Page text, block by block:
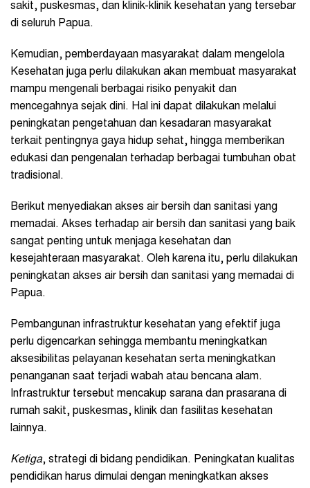
sakit, puskesmas, dan klinik-klinik kesehatan yang tersebar
di seluruh Papua.
Kemudian, pemberdayaan masyarakat dalam mengelola
Kesehatan juga perlu dilakukan akan membuat masyarakat
mampu mengenali berbagai risiko penyakit dan
mencegahnya sejak dini. Hal ini dapat dilakukan melalui
peningkatan pengetahuan dan kesadaran masyarakat
terkait pentingnya gaya hidup sehat, hingga memberikan
edukasi dan pengenalan terhadap berbagai tumbuhan obat
tradisional.
Berikut menyediakan akses air bersih dan sanitasi yang
memadai. Akses terhadap air bersih dan sanitasi yang baik
sangat penting untuk menjaga kesehatan dan
kesejahteraan masyarakat. Oleh karena itu, perlu dilakukan
peningkatan akses air bersih dan sanitasi yang memadai di
Papua.
Pembangunan infrastruktur kesehatan yang efektif juga
perlu digencarkan sehingga membantu meningkatkan
aksesibilitas pelayanan kesehatan serta meningkatkan
penanganan saat terjadi wabah atau bencana alam.
Infrastruktur tersebut mencakup sarana dan prasarana di
rumah sakit, puskesmas, klinik dan fasilitas kesehatan
lainnya.
Ketiga, strategi di bidang pendidikan. Peningkatan kualitas
pendidikan harus dimulai dengan meningkatkan akses